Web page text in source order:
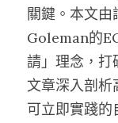
關鍵。本文
Goleman的
請」理念，打
文章深入剖析
可立即實踐